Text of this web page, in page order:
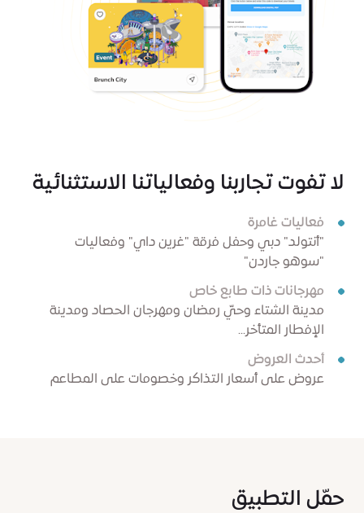
لا تفوت تجاربنا وفعالياتنا الاستثنائية
فعاليات غامرة
"أنتولد" دبي وحفل فرقة "غرين داي" وفعاليات
"سوهو جاردن"
مهرجانات ذات طابع خاص
مدينة الشتاء وحيّ رمضان ومهرجان الحصاد ومدينة
الإفطار المتأخر...
أحدث العروض
عروض على أسعار التذاكر وخصومات على المطاعم
حمّل التطبيق